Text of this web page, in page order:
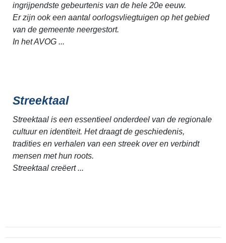
ingrijpendste gebeurtenis van de hele 20e eeuw.
Er zijn ook een aantal oorlogsvliegtuigen op het gebied
van de gemeente neergestort.
In het AVOG ...
Streektaal
Streektaal is een essentieel onderdeel van de regionale
cultuur en identiteit. Het draagt de geschiedenis,
tradities en verhalen van een streek over en verbindt
mensen met hun roots.
Streektaal creëert ...